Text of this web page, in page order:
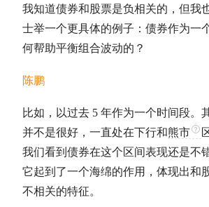
我知道债券和股票是负相关的，但我
士举一个更具体的例子：债券作为一
何帮助平衡组合波动的？
陈鹏
比如，以过去 5 年作为一个时间段。
并不是很好，一直处在下行和熊市
我们看到债券在这个区间表现还是不
它起到了一个海绵的作用，体现出和
不相关的特征。